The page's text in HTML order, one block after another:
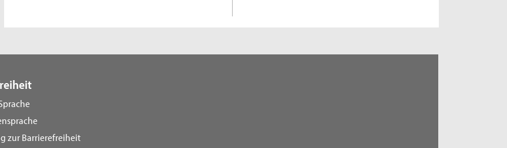
zur Barrierefreiheit